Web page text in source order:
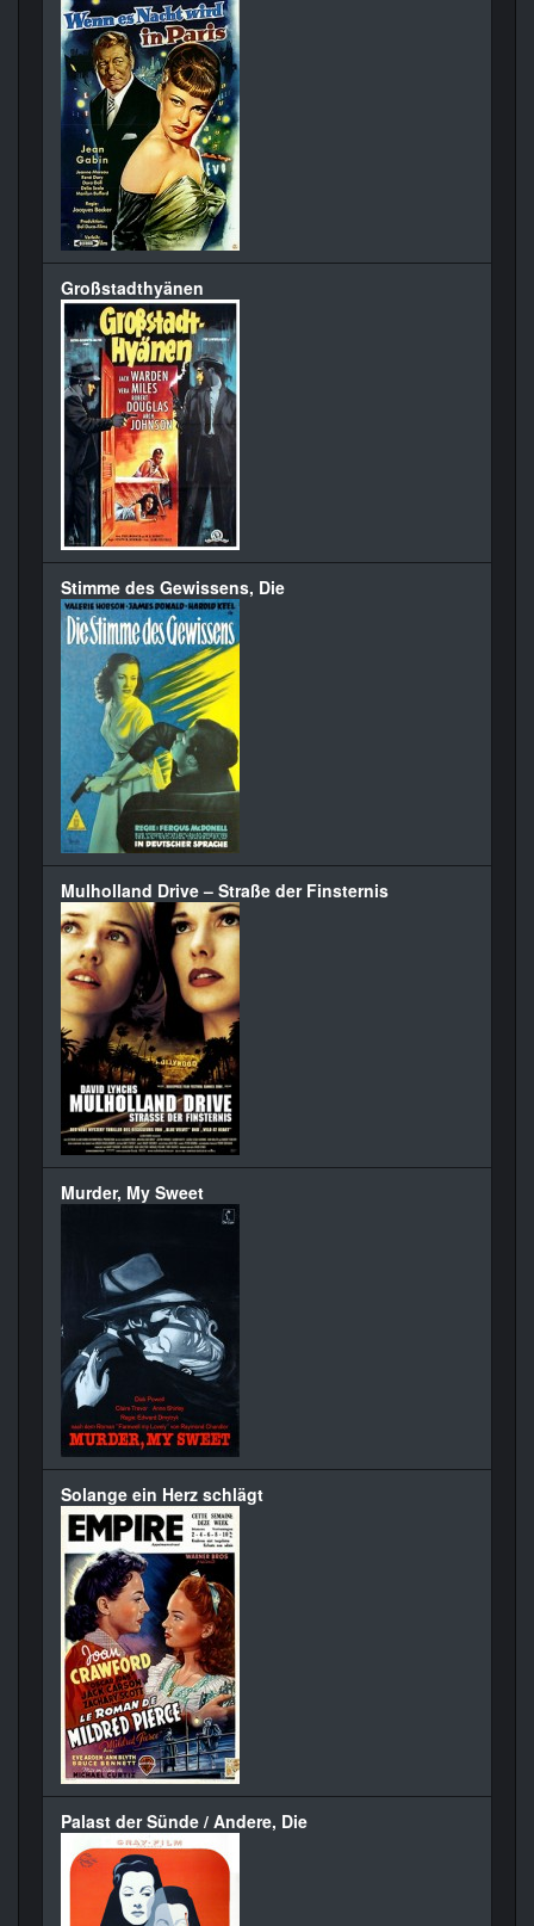
Großstadthyänen
Stimme des Gewissens, Die
Mulholland Drive – Straße der Finsternis
Murder, My Sweet
Solange ein Herz schlägt
Palast der Sünde / Andere, Die